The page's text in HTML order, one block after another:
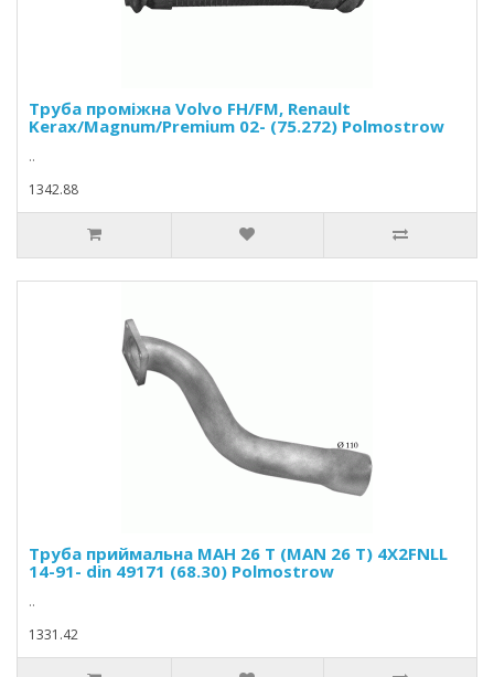
Труба проміжна Volvo FH/FM, Renault
Kerax/Magnum/Premium 02- (75.272) Polmostrow
..
1342.88
Труба приймальна МАН 26 Т (MAN 26 T) 4X2FNLL
14-91- din 49171 (68.30) Polmostrow
..
1331.42